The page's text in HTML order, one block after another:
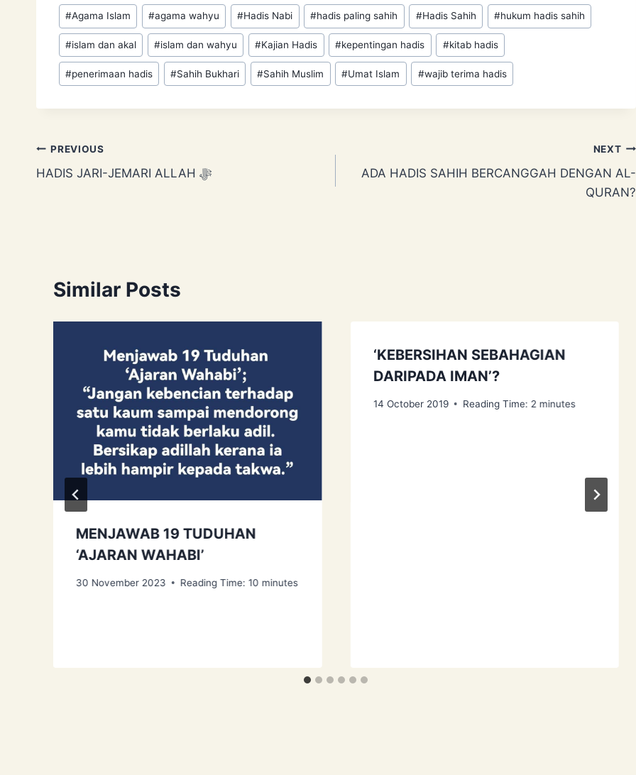
Post
Tags:
#Agama Islam #agama wahyu #Hadis Nabi #hadis paling sahih #Hadis Sahih #hukum hadis sahih
#islam dan akal #islam dan wahyu #Kajian Hadis #kepentingan hadis #kitab hadis
#penerimaan hadis #Sahih Bukhari #Sahih Muslim #Umat Islam #wajib terima hadis
Post
navigation
PREVIOUS
HADIS JARI-JEMARI ALLAH ﷻ
NEXT
ADA HADIS SAHIH BERCANGGAH DENGAN AL-
QURAN?
Similar Posts
MENJAWAB 19 TUDUHAN
‘AJARAN WAHABI’
30 November 2023 Reading Time: 10 minutes
‘KEBERSIHAN SEBAHAGIAN
DARIPADA IMAN’?
14 October 2019 Reading Time: 2 minutes